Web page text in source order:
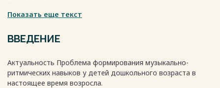
Приложение
Весь текст будет доступен
Показать еще текст
ВВЕДЕНИЕ
Актуальность Проблема формирования музыкально-
ритмических навыков у детей дошкольного возраста в
настоящее время возросла.